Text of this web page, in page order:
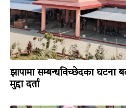
झापामा सम्बन्धविच्छेदका घटना
मुद्दा दर्ता